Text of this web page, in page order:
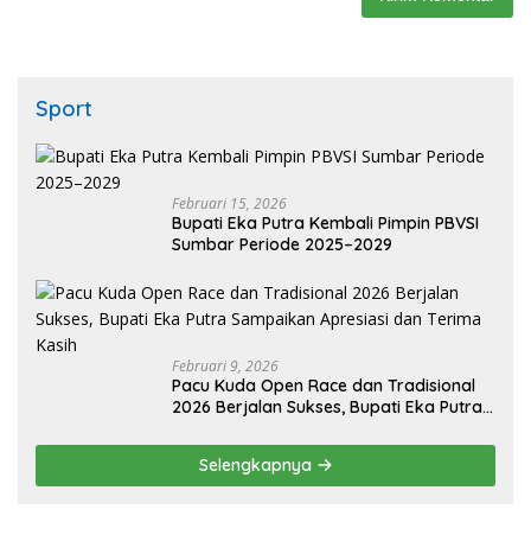
Sport
Februari 15, 2026
Bupati Eka Putra Kembali Pimpin PBVSI
Sumbar Periode 2025–2029
Februari 9, 2026
Pacu Kuda Open Race dan Tradisional
2026 Berjalan Sukses, Bupati Eka Putra
Selengkapnya